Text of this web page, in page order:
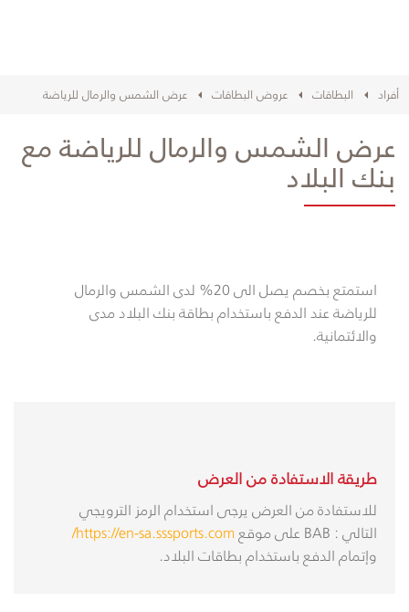
أفراد البطاقات عروض البطاقات عرض الشمس والرمال للرياضة
عرض الشمس والرمال للرياضة مع
بنك البلاد
استمتع بخصم يصل الى20% لدىالشمس والرمال
للرياضةعند الدفع باستخدام بطاقة بنك البلاد مدى
والائتمانية.
طريقة الاستفادة من العرض
للاستفادة من العرض يرجى استخدام الرمز الترويجي
التالي : BAB على موقع
https://en-sa.sssports.com/
وإتمام الدفع باستخدام بطاقات البلاد.